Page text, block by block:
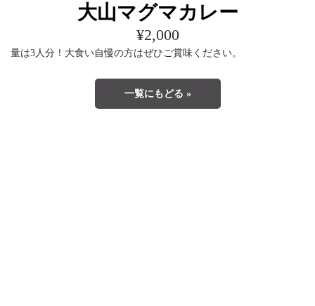
大山マグマカレー
¥2,000
量は3人分！大食い自慢の方はぜひご賞味ください。
一覧にもどる »